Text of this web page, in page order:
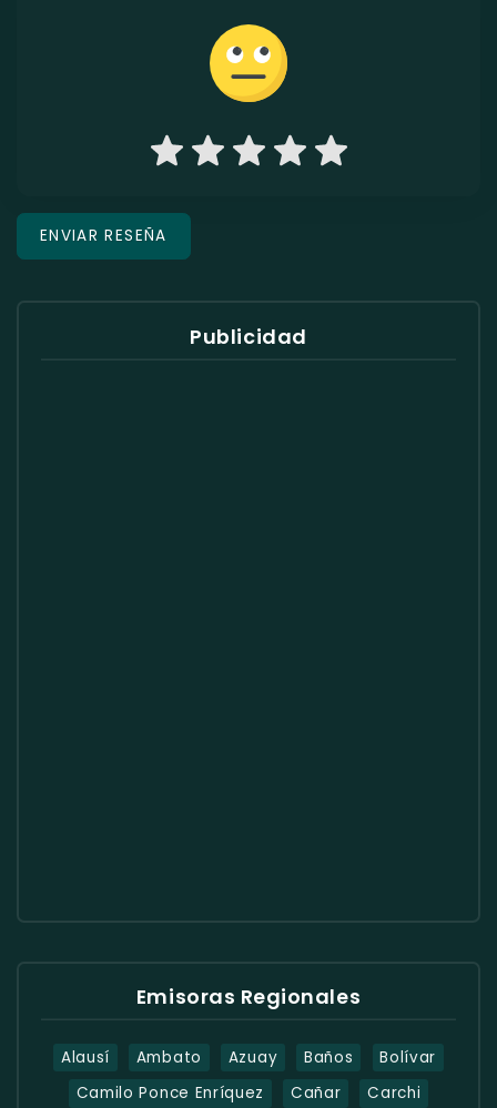
Publicidad
Emisoras Regionales
Alausí Ambato Azuay Baños
Bolívar
Camilo Ponce Enríquez
Cañar
Carchi